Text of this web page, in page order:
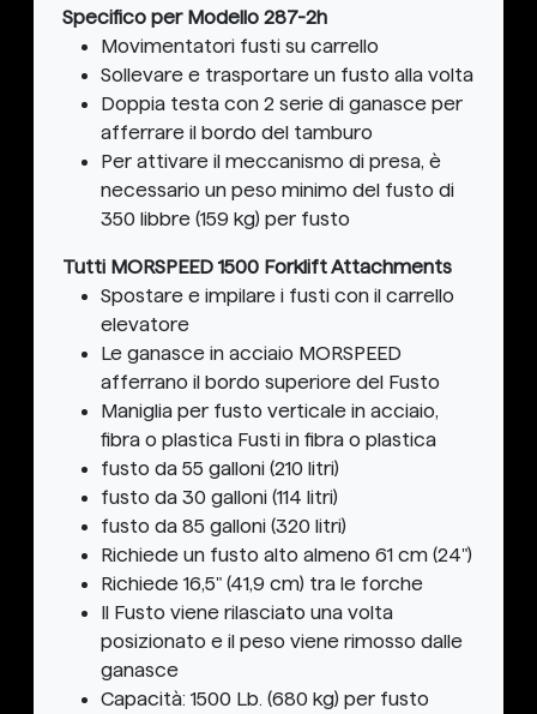
Specifico per Modello 287-2h
Movimentatori fusti su carrello
Sollevare e trasportare un fusto alla volta
Doppia testa con 2 serie di ganasce per
afferrare il bordo del tamburo
Per attivare il meccanismo di presa, è
necessario un peso minimo del fusto di
350 libbre (159 kg) per fusto
Tutti MORSPEED 1500 Forklift Attachments
Spostare e impilare i fusti con il carrello
elevatore
Le ganasce in acciaio MORSPEED
afferrano il bordo superiore del Fusto
Maniglia per fusto verticale in acciaio,
fibra o plastica Fusti in fibra o plastica
fusto da 55 galloni (210 litri)
fusto da 30 galloni (114 litri)
fusto da 85 galloni (320 litri)
Richiede un fusto alto almeno 61 cm (24")
Richiede 16,5" (41,9 cm) tra le forche
Il Fusto viene rilasciato una volta
posizionato e il peso viene rimosso dalle
ganasce
Capacità: 1500 Lb. (680 kg) per fusto